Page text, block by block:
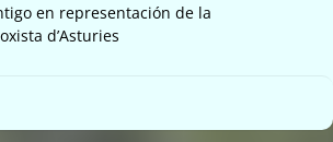
en representación de la
d’Asturies